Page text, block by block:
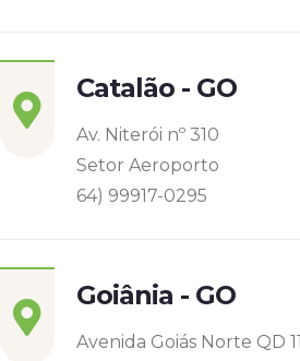
Catalão - GO
Av. Niterói nº 310
Setor Aeroporto
64) 99917-0295
Goiânia - GO
Avenida Goiás Norte QD